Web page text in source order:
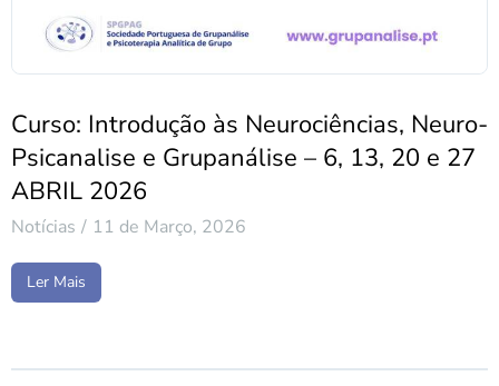
Curso: Introdução às Neurociências, Neuro-
Psicanalise e Grupanálise – 6, 13, 20 e 27
ABRIL 2026
Notícias 11 de Março, 2026
Ler Mais